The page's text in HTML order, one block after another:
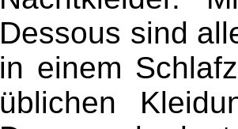
Dessous sind
in einem
üblichen